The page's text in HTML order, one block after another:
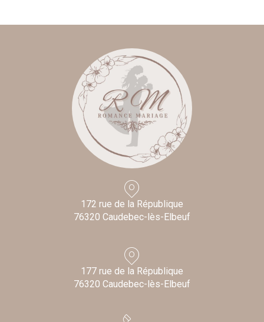
172 rue de la République
76320 Caudebec-lès-Elbeuf
177 rue de la République
76320 Caudebec-lès-Elbeuf